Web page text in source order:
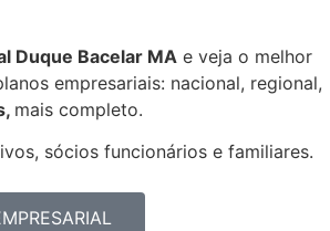
Duque Bacelar MA e veja o melhor
empresariais: nacional, regional,
mais completo.
sócios funcionários e familiares.